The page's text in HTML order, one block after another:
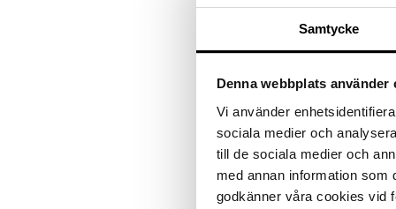
Samtycke
Denna webbplats använder
Vi använder
sociala medier och
till de sociala medier och
med annan information som
godkänner våra cookies vid
Julkaisu: 2024
: Amandine Clerc-
unohtumattomille öille. Se on
HEDELMÄINEN, KUKKAINEN
TUOKSUNUOTIT
Tämä kukkainen amber-parfyymi
karhunvatukan räjähdyksellä,
Tuoksun sydän paljastaa
ja ambrette-akkordia, mikä